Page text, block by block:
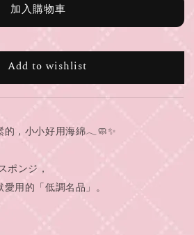
加入購物車
Add to wishlist
的，小小好用海綿𓂃🧼✨
ポンジ，
用的「低調名品」。